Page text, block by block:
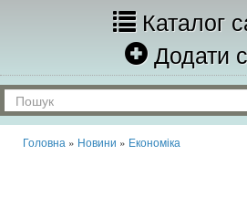
Каталог
Додати
Головна » Новини » Економіка